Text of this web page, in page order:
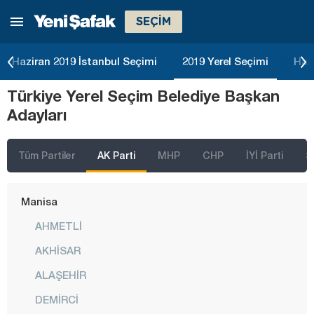
SEÇİM
Haziran 2019 İstanbul Seçimi 2019 Yerel Seçimi
Türkiye Yerel Seçim Belediye Başkan
Adayları
Tüm Partiler AK Parti MHP CHP İYİ Parti
Kırklareli
Kocaeli
Konya
Malatya
Manisa
AHMETLİ
AKHİSAR
ALAŞEHİR
DEMİRCİ